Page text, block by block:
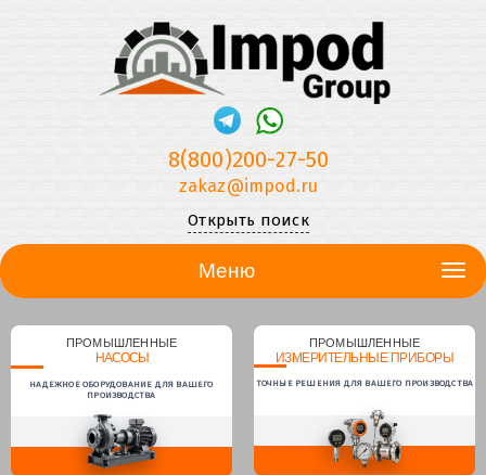
8(800)200-27-50
zakaz@impod.ru
Открыть поиск
Меню
ПРОМЫШЛЕННЫЕ
НАСОСЫ
НАДЕЖНОЕ ОБОРУДОВАНИЕ ДЛЯ ВАШЕГО
ПРОИЗВОДСТВА
ПРОМЫШЛЕННЫЕ
ИЗМЕРИТЕЛЬНЫЕ ПРИБОРЫ
ТОЧНЫЕ РЕШЕНИЯ ДЛЯ ВАШЕГО ПРОИЗВОДСТВА